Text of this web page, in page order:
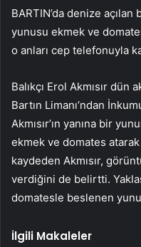
BARTIN’da denize açılan
yunusu ekmek ve
o anları cep telefonuyla
Balıkçı Erol Akmısır
Bartın Limanı’ndan
Akmısır’ın yanına bir
ekmek ve domates
kaydeden Akmısır,
verdiğini de belirtti.
domatesle beslenen
İlgili Makaleler